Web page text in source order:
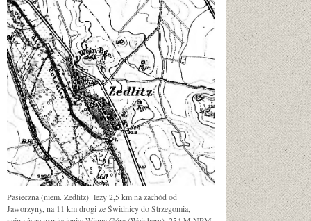
Pasieczna (niem. Zedlitz) leży 2,5 km na zachód od
Jaworzyny, na 11 km drogi ze Świdnicy do Strzegomia,